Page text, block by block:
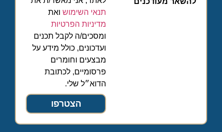
תנאי השימוש ואת
מדיניות הפרטיות
ומסכים/ה לקבל תכנים
ועדכונים, כולל מידע על
מבצעים וחומרים
פרסומיים, לכתובת
הדוא״ל שלי.
הצטרפו